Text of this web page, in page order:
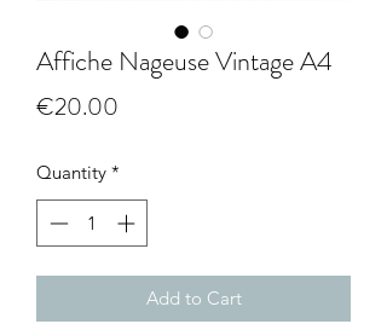
Affiche Nageuse Vintage A4
€20.00
Quantity *
Add to Cart